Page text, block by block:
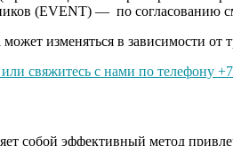
(EVENT) — по согласованию
изменяться в зависимости
свяжитесь с нами по телефону
собой эффективный метод